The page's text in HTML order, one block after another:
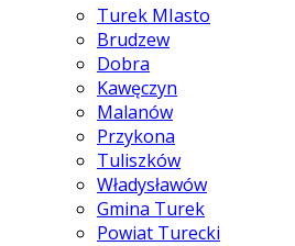
Turek MIasto
Brudzew
Dobra
Kawęczyn
Malanów
Przykona
Tuliszków
Władysławów
Gmina Turek
Powiat Turecki